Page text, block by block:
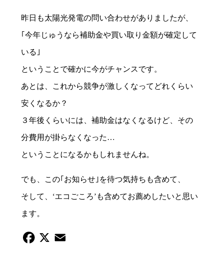
昨日も太陽光発電の問い合わせがありましたが、
｢今年じゅうなら補助金や買い取り金額が確定して
いる｣
ということで確かに今がチャンスです。
あとは、これから競争が激しくなってどれくらい
安くなるか？
３年後くらいには、補助金はなくなるけど、その
分費用が掛らなくなった…
ということになるかもしれませんね。
でも、この｢お知らせ｣を待つ気持ちも含めて、
そして、‘エコごころ’も含めてお薦めしたいと思い
ます。